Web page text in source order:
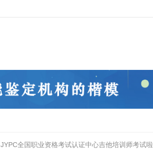
JYPC全国职业资格考试认证中心吉他培训师考试啦